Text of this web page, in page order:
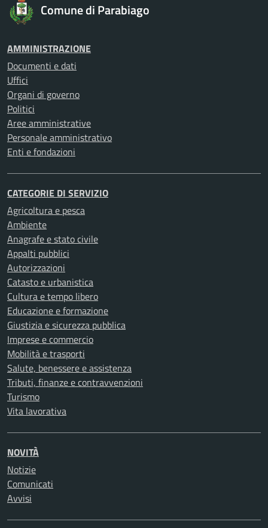
Comune di Parabiago
AMMINISTRAZIONE
Documenti e dati
Uffici
Organi di governo
Politici
Aree amministrative
Personale amministrativo
Enti e fondazioni
CATEGORIE DI SERVIZIO
Agricoltura e pesca
Ambiente
Anagrafe e stato civile
Appalti pubblici
Autorizzazioni
Catasto e urbanistica
Cultura e tempo libero
Educazione e formazione
Giustizia e sicurezza pubblica
Imprese e commercio
Mobilità e trasporti
Salute, benessere e assistenza
Tributi, finanze e contravvenzioni
Turismo
Vita lavorativa
NOVITÀ
Notizie
Comunicati
Avvisi